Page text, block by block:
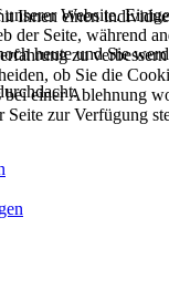
Ihnen einen
heute und Sie
Website.
der Seite, während
zu
ob Sie die
bei einer Ablehnung
zur Verfügung